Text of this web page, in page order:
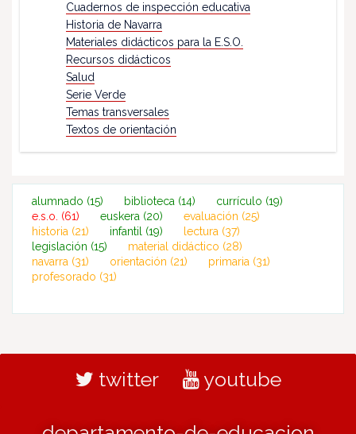
Cuadernos de inspección educativa
Historia de Navarra
Materiales didácticos para la E.S.O.
Recursos didácticos
Salud
Serie Verde
Temas transversales
Textos de orientación
alumnado (15) biblioteca (14) currículo (19)
e.s.o. (61) euskera (20) evaluación (25)
historia (21) infantil (19) lectura (37)
legislación (15) material didáctico (28)
navarra (31) orientación (21) primaria (31)
profesorado (31)
twitter youtube